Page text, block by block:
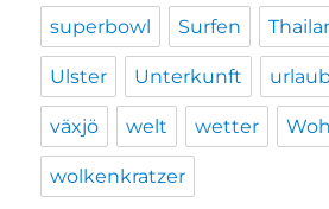
superbowl Surfen
Ulster Unterkunft urlaub
växjö welt wetter
wolkenkratzer